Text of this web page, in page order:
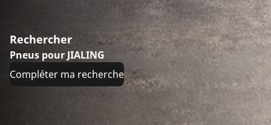
Rechercher
Pneus pour JIALING
Compléter ma recherche